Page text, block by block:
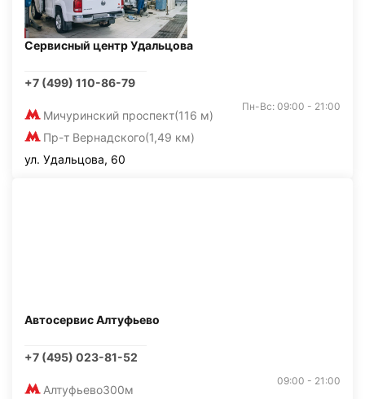
Сервисный центр Удальцова
+7 (499) 110-86-79
Мичуринский проспект(116 м)
Пр-т Вернадского(1,49 км)
Пн-Вс: 09:00 - 21:00
ул. Удальцова, 60
Автосервис Алтуфьево
+7 (495) 023-81-52
Алтуфьево300м
09:00 - 21:00